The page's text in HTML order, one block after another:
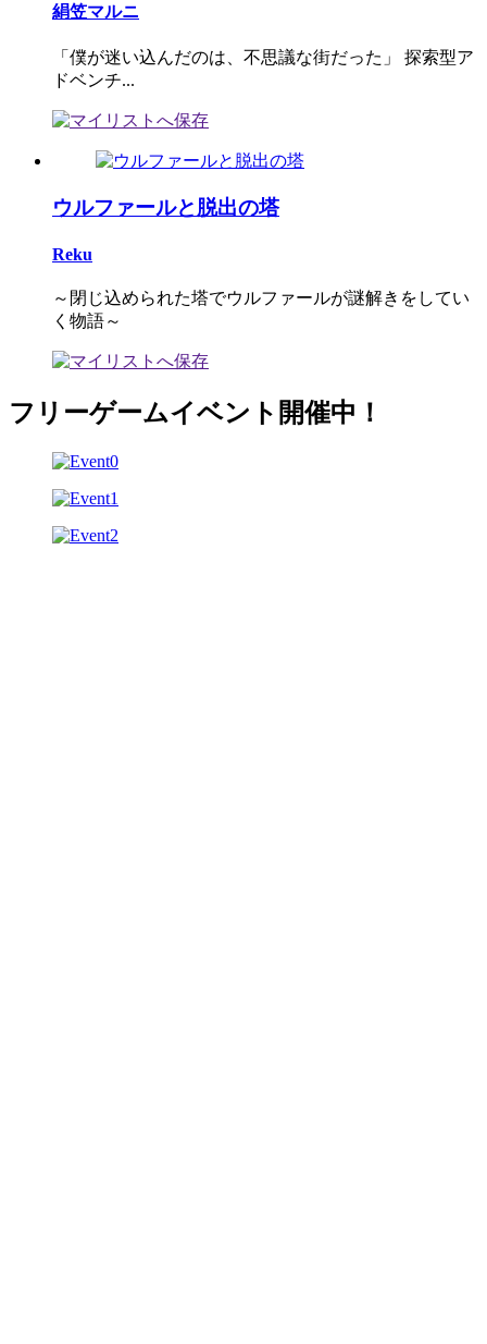
絹笠マルニ
「僕が迷い込んだのは、不思議な街だった」 探索型ア
ドベンチ...
ウルファールと脱出の塔
Reku
～閉じ込められた塔でウルファールが謎解きをしてい
く物語～
フリーゲームイベント開催中！